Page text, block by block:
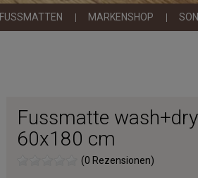
FUSSMATTEN MARKENSHOP
Fussmatte
60x180 cm
(0 Rezensionen)